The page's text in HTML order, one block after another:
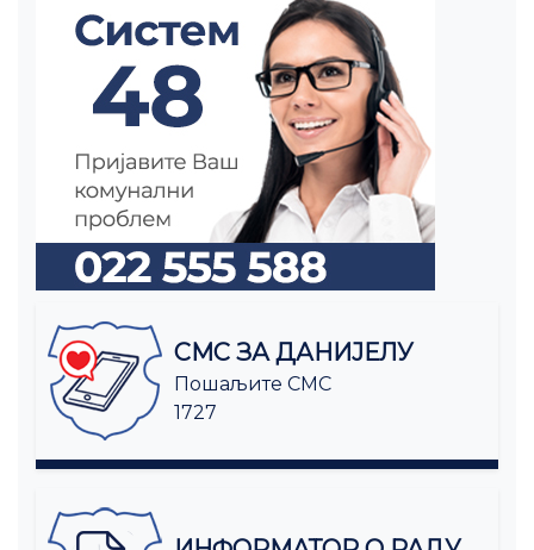
СМС ЗА ДАНИЈЕЛУ
Пошаљите СМС
1727